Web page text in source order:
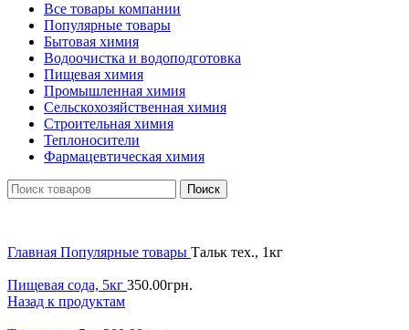
Все товары компании
Популярные товары
Бытовая химия
Водоочистка и водоподготовка
Пищевая химия
Промышленная химия
Сельскохозяйственная химия
Строительная химия
Теплоносители
Фармацевтическая химия
Поиск
Главная Популярные товары Тальк тех., 1кг
Пищевая сода, 5кг 350.00грн.
Назад к продуктам